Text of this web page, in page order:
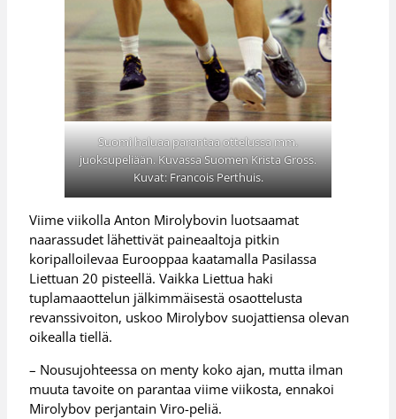
Suomi haluaa parantaa ottelussa mm.
juoksupeliään. Kuvassa Suomen Krista Gross.
Kuvat: Francois Perthuis.
Viime viikolla Anton Mirolybovin luotsaamat
naarassudet lähettivät paineaaltoja pitkin
koripalloilevaa Eurooppaa kaatamalla Pasilassa
Liettuan 20 pisteellä. Vaikka Liettua haki
tuplamaaottelun jälkimmäisestä osaottelusta
revanssivoiton, uskoo Mirolybov suojattiensa olevan
oikealla tiellä.
– Nousujohteessa on menty koko ajan, mutta ilman
muuta tavoite on parantaa viime viikosta, ennakoi
Mirolybov perjantain Viro-peliä.